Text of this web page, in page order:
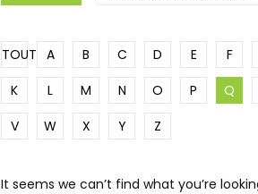
TOUT A B C D E F
K
L M N O P Q
V
W X Y Z
It seems we can’t find what you’re